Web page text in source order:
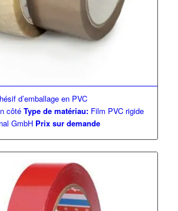
d’emballage en PVC
côté Type de matériau:Film PVC rigide
GmbH Prix sur demande